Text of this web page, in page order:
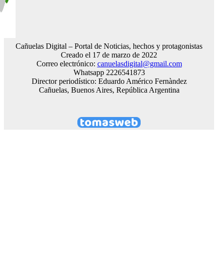
Cañuelas Digital – Portal de Noticias, hechos y protagonistas
Creado el 17 de marzo de 2022
Correo electrónico: canuelasdigital@gmail.com
Whatsapp 2226541873
Director periodístico: Eduardo Américo Fernàndez
Cañuelas, Buenos Aires, República Argentina